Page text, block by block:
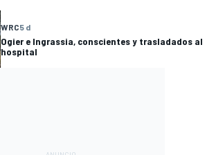
WRC5 d
Ogier e Ingrassia, conscientes y trasladados al
hospital